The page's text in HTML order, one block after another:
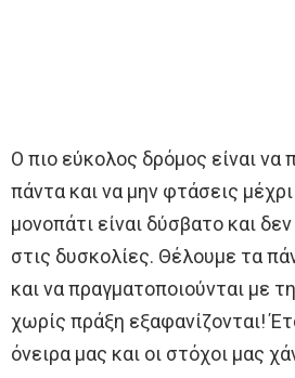
Ο πιο εύκολος δρόμος είναι να
πάντα και να μην φτάσεις
μονοπάτι είναι δύσβατο και
στις δυσκολίες. Θέλουμε τα
και να πραγματοποιούνται με
χωρίς πράξη εξαφανίζονται!
όνειρα μας και οι στόχοι μας